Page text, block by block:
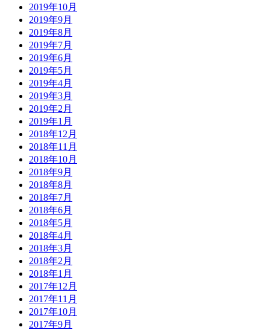
2019年10月
2019年9月
2019年8月
2019年7月
2019年6月
2019年5月
2019年4月
2019年3月
2019年2月
2019年1月
2018年12月
2018年11月
2018年10月
2018年9月
2018年8月
2018年7月
2018年6月
2018年5月
2018年4月
2018年3月
2018年2月
2018年1月
2017年12月
2017年11月
2017年10月
2017年9月